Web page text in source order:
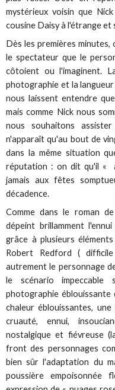
mystérieux voisin que
cousine Daisy à l'étrange et
Dès les premières minutes,
le spectateur que le
côtoient ou l'imaginent.
photographie et la
nous laissent entendre
mais comme Nick nous
nous souhaitons
n'apparaît qu'au bout de
dans la même situation
réputation : on dit qu'il «
jamais aux fêtes
décadence.
Comme dans le roman
dépeint brillamment
grâce à plusieurs
Robert Redford (
autrement le personnage
le scénario impeccable
photographie
chaleur éblouissantes,
cruauté, ennui,
nostalgique et fiévreuse
front des personnages
bien sûr l'adaptation du
poussière